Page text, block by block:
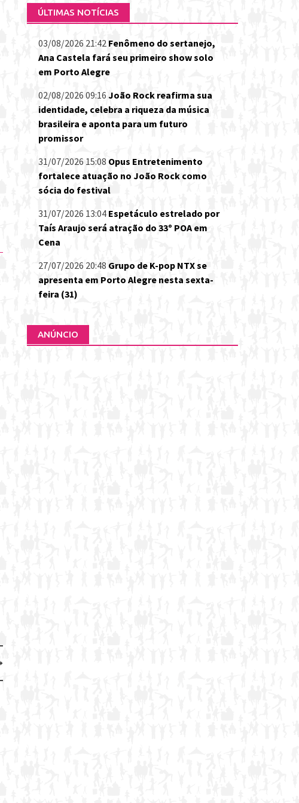
ÚLTIMAS NOTÍCIAS
03/08/2026 21:42 Fenômeno do sertanejo,
Ana Castela fará seu primeiro show solo
em Porto Alegre
02/08/2026 09:16 João Rock reafirma sua
identidade, celebra a riqueza da música
brasileira e aponta para um futuro
promissor
31/07/2026 15:08 Opus Entretenimento
fortalece atuação no João Rock como
sócia do festival
31/07/2026 13:04 Espetáculo estrelado por
Taís Araujo será atração do 33º POA em
Cena
27/07/2026 20:48 Grupo de K-pop NTX se
apresenta em Porto Alegre nesta sexta-
feira (31)
ANÚNCIO